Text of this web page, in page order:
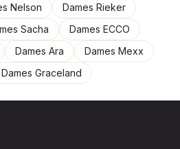
Nelson
Dames Rieker
Sacha
Dames ECCO
Dames Ara
Dames Mexx
Dames Graceland